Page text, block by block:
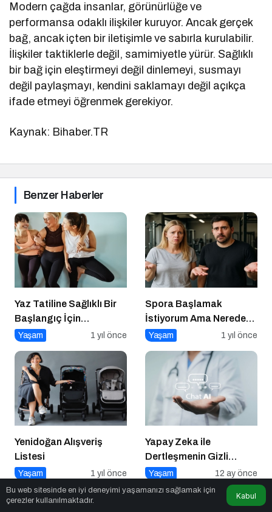
Modern çağda insanlar, görünürlüğe ve
performansa odaklı ilişkiler kuruyor. Ancak gerçek
bağ, ancak içten bir iletişimle ve sabırla kurulabilir.
İlişkiler taktiklerle değil, samimiyetle yürür. Sağlıklı
bir bağ için eleştirmeyi değil dinlemeyi, susmayı
değil paylaşmayı, kendini saklamayı değil açıkça
ifade etmeyi öğrenmek gerekiyor.
Kaynak: Bihaber.TR
Benzer Haberler
Yaz Tatiline Sağlıklı Bir
Başlangıç İçin
Beslenme
Yaşam 1 yıl önce
Spora Başlamak
İstiyorum Ama Nereden
Başlayacağımı
Yaşam 1 yıl önce
Yenidoğan Alışveriş
Listesi
Yaşam 1 yıl önce
Yapay Zeka ile
Dertleşmenin Gizli
Tehlikeleri
Yaşam 12 ay önce
Bu web sitesinde en iyi deneyimi yaşamanızı sağlamak için
çerezler kullanılmaktadır.
Kabul